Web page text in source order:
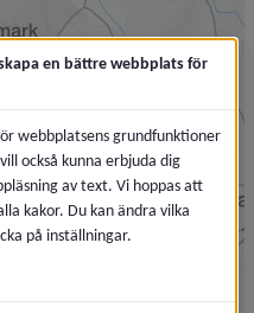
en bättre webbplats för
webbplatsens grundfunktioner
också kunna erbjuda dig
av text. Vi hoppas att
kakor. Du kan ändra vilka
på inställningar.